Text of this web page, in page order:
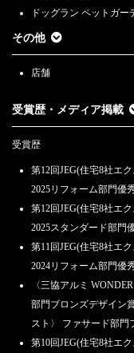
ドッグラン ペットガー
その他
店舗
受賞歴・メディア掲載
受賞歴
第12回JEG(住宅8社エ
2025リフォーム部門優
第12回JEG(住宅8社エ
2025スタンダード部門
第11回JEG(住宅8社エ
2024リフォーム部門優
〈三協アルミ
部門ブロンズデザイン
スト〉 ファサード部門
第10回JEG(住宅8社エ